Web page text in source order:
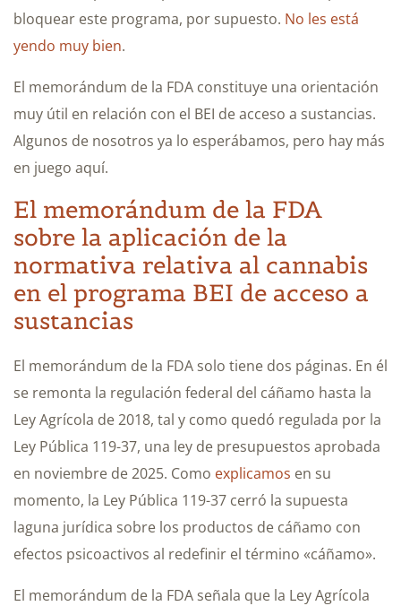
bloquear este programa, por supuesto. No les está
yendo muy bien.
El memorándum de la FDA constituye una orientación
muy útil en relación con el BEI de acceso a sustancias.
Algunos de nosotros ya lo esperábamos, pero hay más
en juego aquí.
El memorándum de la FDA
sobre la aplicación de la
normativa relativa al cannabis
en el programa BEI de acceso a
sustancias
El memorándum de la FDA solo tiene dos páginas. En él
se remonta la regulación federal del cáñamo hasta la
Ley Agrícola de 2018, tal y como quedó regulada por la
Ley Pública 119-37, una ley de presupuestos aprobada
en noviembre de 2025. Como explicamos en su
momento, la Ley Pública 119-37 cerró la supuesta
laguna jurídica sobre los productos de cáñamo con
efectos psicoactivos al redefinir el término «cáñamo».
El memorándum de la FDA señala que la Ley Agrícola